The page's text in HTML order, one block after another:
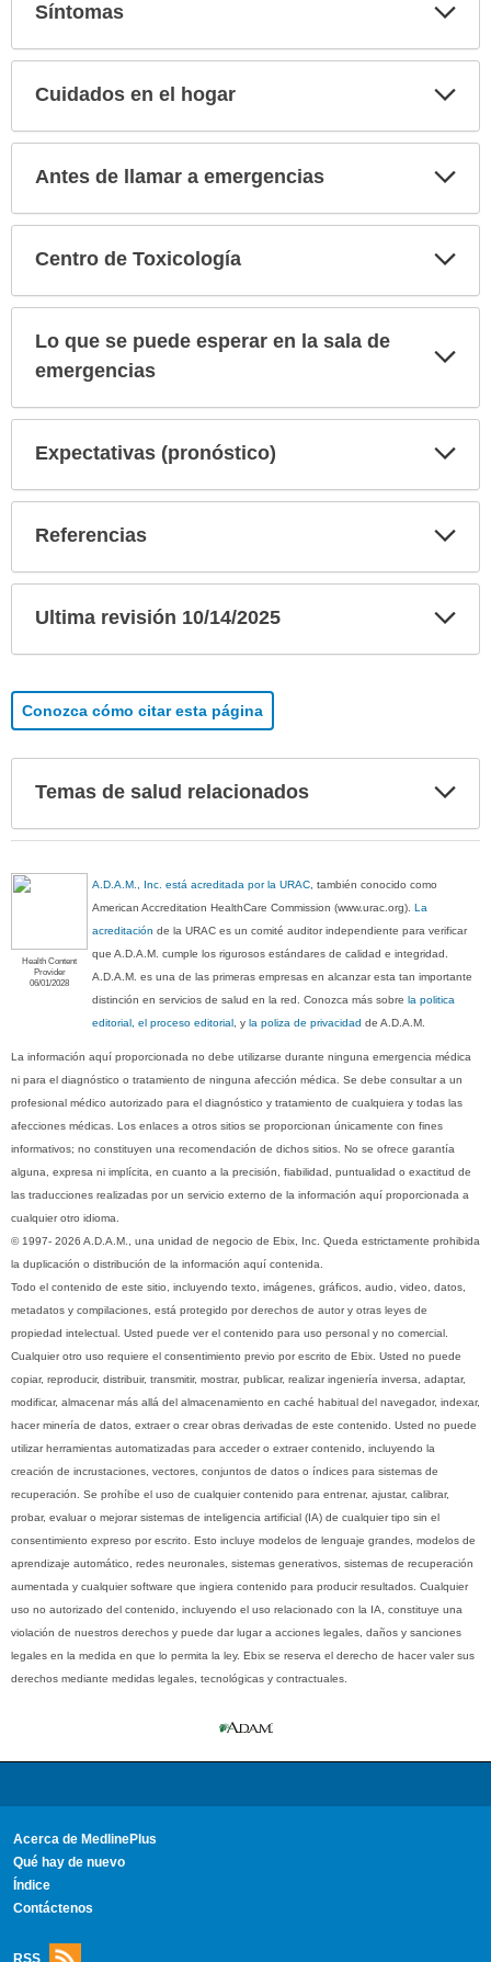
sido
extendido.
Síntomas
Cuidados en el hogar
Antes de llamar a emergencias
Centro de Toxicología
Lo que se puede esperar en la sala de
emergencias
Expectativas (pronóstico)
Referencias
Ultima revisión 10/14/2025
Conozca cómo citar esta página
Temas de salud relacionados
Health Content
Provider
06/01/2028
A.D.A.M., Inc. está acreditada por la URAC, también conocido como
American Accreditation HealthCare Commission (www.urac.org). La
acreditación de la URAC es un comité auditor independiente para verificar
que A.D.A.M. cumple los rigurosos estándares de calidad e integridad.
A.D.A.M. es una de las primeras empresas en alcanzar esta tan importante
distinción en servicios de salud en la red. Conozca más sobre la politica
editorial, el proceso editorial , y la poliza de privacidad de A.D.A.M.
La información aquí proporcionada no debe utilizarse durante ninguna emergencia médica
ni para el diagnóstico o tratamiento de ninguna afección médica. Se debe consultar a un
profesional médico autorizado para el diagnóstico y tratamiento de cualquiera y todas las
afecciones médicas. Los enlaces a otros sitios se proporcionan únicamente con fines
informativos; no constituyen una recomendación de dichos sitios. No se ofrece garantía
alguna, expresa ni implícita, en cuanto a la precisión, fiabilidad, puntualidad o exactitud de
las traducciones realizadas por un servicio externo de la información aquí proporcionada a
cualquier otro idioma.
© 1997- 2026 A.D.A.M., una unidad de negocio de Ebix, Inc. Queda estrictamente prohibida
la duplicación o distribución de la información aquí contenida.
Todo el contenido de este sitio, incluyendo texto, imágenes, gráficos, audio, video, datos,
metadatos y compilaciones, está protegido por derechos de autor y otras leyes de
propiedad intelectual. Usted puede ver el contenido para uso personal y no comercial.
Cualquier otro uso requiere el consentimiento previo por escrito de Ebix. Usted no puede
copiar, reproducir, distribuir, transmitir, mostrar, publicar, realizar ingeniería inversa, adaptar,
modificar, almacenar más allá del almacenamiento en caché habitual del navegador, indexar,
hacer minería de datos, extraer o crear obras derivadas de este contenido. Usted no puede
utilizar herramientas automatizadas para acceder o extraer contenido, incluyendo la
creación de incrustaciones, vectores, conjuntos de datos o índices para sistemas de
recuperación. Se prohíbe el uso de cualquier contenido para entrenar, ajustar, calibrar,
probar, evaluar o mejorar sistemas de inteligencia artificial (IA) de cualquier tipo sin el
consentimiento expreso por escrito. Esto incluye modelos de lenguaje grandes, modelos de
aprendizaje automático, redes neuronales, sistemas generativos, sistemas de recuperación
aumentada y cualquier software que ingiera contenido para producir resultados. Cualquier
uso no autorizado del contenido, incluyendo el uso relacionado con la IA, constituye una
violación de nuestros derechos y puede dar lugar a acciones legales, daños y sanciones
legales en la medida en que lo permita la ley. Ebix se reserva el derecho de hacer valer sus
derechos mediante medidas legales, tecnológicas y contractuales.
Acerca de MedlinePlus
Qué hay de nuevo
Índice
Contáctenos
RSS